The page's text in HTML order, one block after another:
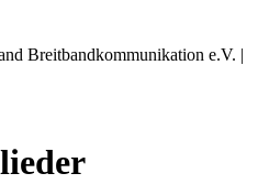
Breitbandkommunikation e.V. |